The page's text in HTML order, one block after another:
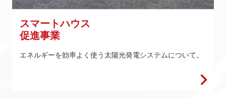
スマートハウス
促進事業
エネルギーを効率よく使う太陽光発電システムについて。